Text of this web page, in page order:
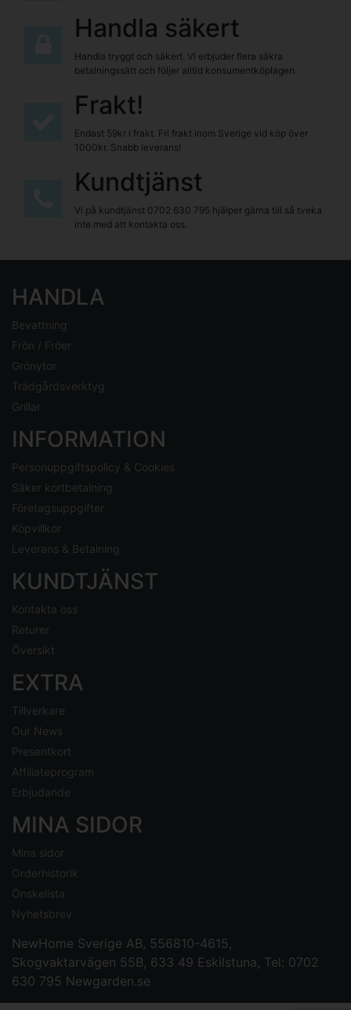
Handla säkert
Handla tryggt och säkert. Vi erbjuder flera säkra
betalningssätt och följer alltid konsumentköplagen.
Frakt!
Endast 59kr i frakt. Fri frakt inom Sverige vid köp över
1000kr. Snabb leverans!
Kundtjänst
Vi på kundtjänst 0702 630 795 hjälper gärna till så tveka
inte med att kontakta oss.
HANDLA
Bevattning
Frön / Fröer
Grönytor
Trädgårdsverktyg
Grillar
INFORMATION
Personuppgiftspolicy & Cookies
Säker kortbetalning
Företagsuppgifter
Köpvillkor
Leverans & Betalning
KUNDTJÄNST
Kontakta oss
Returer
Översikt
EXTRA
Tillverkare
Our News
Presentkort
Affiliateprogram
Erbjudande
MINA SIDOR
Mina sidor
Orderhistorik
Önskelista
Nyhetsbrev
NewHome Sverige AB, 556810-4615,
Skogvaktarvägen 55B, 633 49 Eskilstuna, Tel: 0702
630 795 Newgarden.se